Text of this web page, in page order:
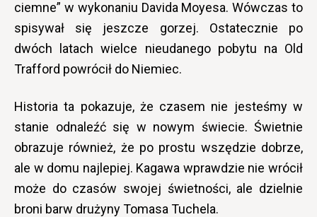
ciemne” w wykonaniu Davida Moyesa. Wówczas to
spisywał się jeszcze gorzej. Ostatecznie po
dwóch latach wielce nieudanego pobytu na Old
Trafford powrócił do Niemiec.
Historia ta pokazuje, że czasem nie jesteśmy w
stanie odnaleźć się w nowym świecie. Świetnie
obrazuje również, że po prostu wszędzie dobrze,
ale w domu najlepiej. Kagawa wprawdzie nie wrócił
może do czasów swojej świetności, ale dzielnie
broni barw drużyny Tomasa Tuchela.